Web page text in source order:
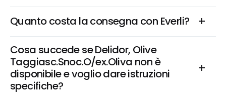
Quanto costa la consegna con Everli?
Cosa succede se Delidor, Olive
Taggiasc.Snoc.O/ex.Oliva non è
disponibile e voglio dare istruzioni
specifiche?